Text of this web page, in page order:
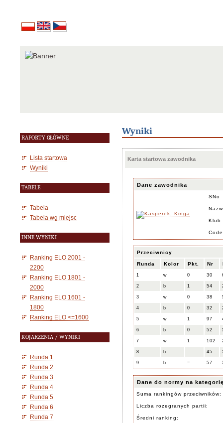
RAPORTY GŁÓWNE
Lista startowa
Wyniki
TABELE
Tabela
Tabela wg miejsc
INNE WYNIKI
Ranking ELO 2001 -
2200
Ranking ELO 1801 -
2000
Ranking ELO 1601 -
1800
Ranking ELO <=1600
KOJARZENIA / WYNIKI
Runda 1
Runda 2
Runda 3
Runda 4
Runda 5
Runda 6
Runda 7
Wyniki
Karta startowa zawodnika
Dane zawodnika
SNo
Klub
Code
Przeciwnicy
Runda Kolor Pkt. Nr
1 w 0 30
2 b 1 54
3 w 0 38
4 b 0 32
5 w 1 97
6 b 0 52
7 w 1 102
8 b - 45
9 b = 57
Dane do normy na
Suma rankingów przeciwników:
Liczba rozegranych partii:
Średni ranking: